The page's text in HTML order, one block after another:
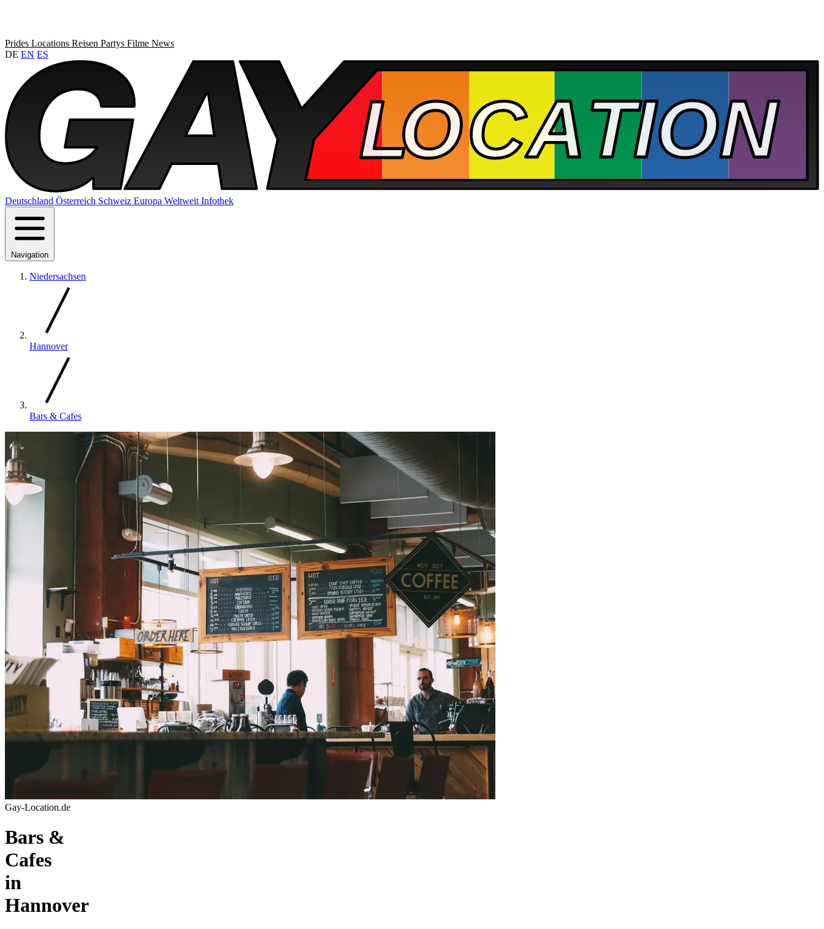
Prides Locations Reisen Partys Filme News
DE EN ES
Deutschland Österreich Schweiz Europa Weltweit Infothek
Navigation
Niedersachsen
Hannover
Bars & Cafes
Gay-Location.de
Bars &
Cafes
in
Hannover